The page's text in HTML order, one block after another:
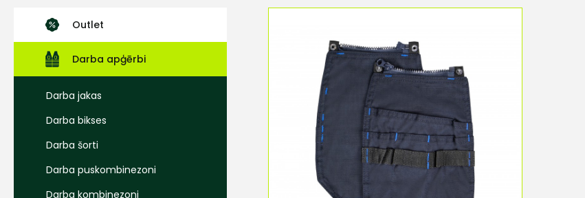
Outlet
Darba apģērbi
Darba jakas
Darba bikses
Darba šorti
Darba puskombinezoni
Darba kombinezoni